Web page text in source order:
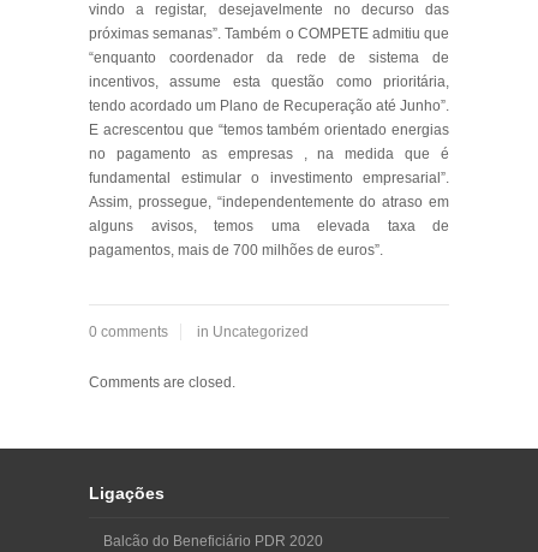
vindo a registar, desejavelmente no decurso das
próximas semanas”. Também o COMPETE admitiu que
“enquanto coordenador da rede de sistema de
incentivos, assume esta questão como prioritária,
tendo acordado um Plano de Recuperação até Junho”.
E acrescentou que “temos também orientado energias
no pagamento as empresas , na medida que é
fundamental estimular o investimento empresarial”.
Assim, prossegue, “independentemente do atraso em
alguns avisos, temos uma elevada taxa de
pagamentos, mais de 700 milhões de euros”.
0 comments in Uncategorized
Comments are closed.
Ligações
Balcão do Beneficiário PDR 2020